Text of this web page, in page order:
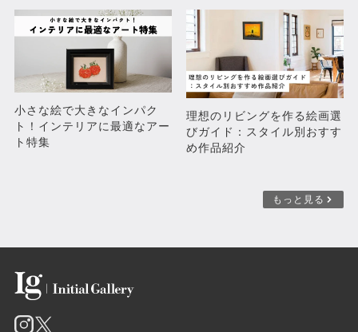
kemonography(curtain)
¥82,500
菌糸のカタチ
¥82,500
¥82,500
小さな絵で大きなインパク
ト！インテリアに最適なアー
ト特集
理想のリビングを作る絵画選
びガイド：スタイル別おすす
め作品紹介
もっと見る